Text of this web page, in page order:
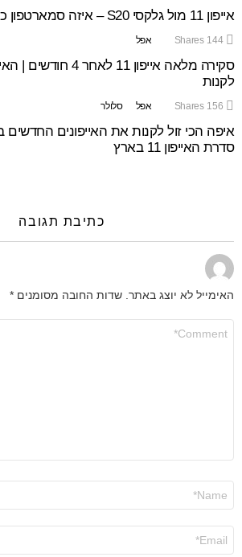
אייפון 11 מול גלקסי S20 – איזה סמארטפון כדאי לכם לקנות?
144
Shares אפל
סקירה מלאה אייפון 11
לקנות
156
Shares אפל סלולר
איפה הכי זול לקנות את האייפונים החדשים
סדרת האייפון 11 בארץ
כתיבת תגובה
האימייל לא יוצג באתר. שדות החובה מסומנים *
שלך